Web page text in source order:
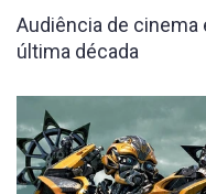
Audiência de cinema
última década